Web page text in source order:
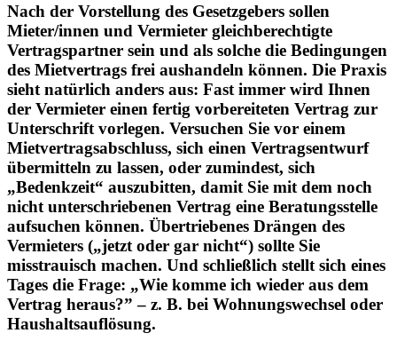
Nach der Vorstellung des Gesetzgebers sollen
Mieter/innen und Vermieter gleichberechtigte
Vertragspartner sein und als solche die Bedingungen
des Mietvertrags frei aushandeln können. Die Praxis
sieht natürlich anders aus: Fast immer wird Ihnen
der Vermieter einen fertig vorbereiteten Vertrag zur
Unterschrift vorlegen. Versuchen Sie vor einem
Mietvertragsabschluss, sich einen Vertragsentwurf
übermitteln zu lassen, oder zumindest, sich
„Bedenkzeit“ auszubitten, damit Sie mit dem noch
nicht unterschriebenen Vertrag eine Beratungsstelle
aufsuchen können. Übertriebenes Drängen des
Vermieters („jetzt oder gar nicht“) sollte Sie
misstrauisch machen. Und schließlich stellt sich eines
Tages die Frage: „Wie komme ich wieder aus dem
Vertrag heraus?” – z. B. bei Wohnungswechsel oder
Haushaltsauflösung.